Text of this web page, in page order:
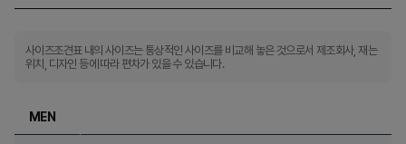
사이즈조견표 내의 사이즈는 통상적인 사이즈를 비교해 놓은 것으로서 제조회사, 재는
위치, 디자인 등에 따라 편차가 있을 수 있습니다.
MEN